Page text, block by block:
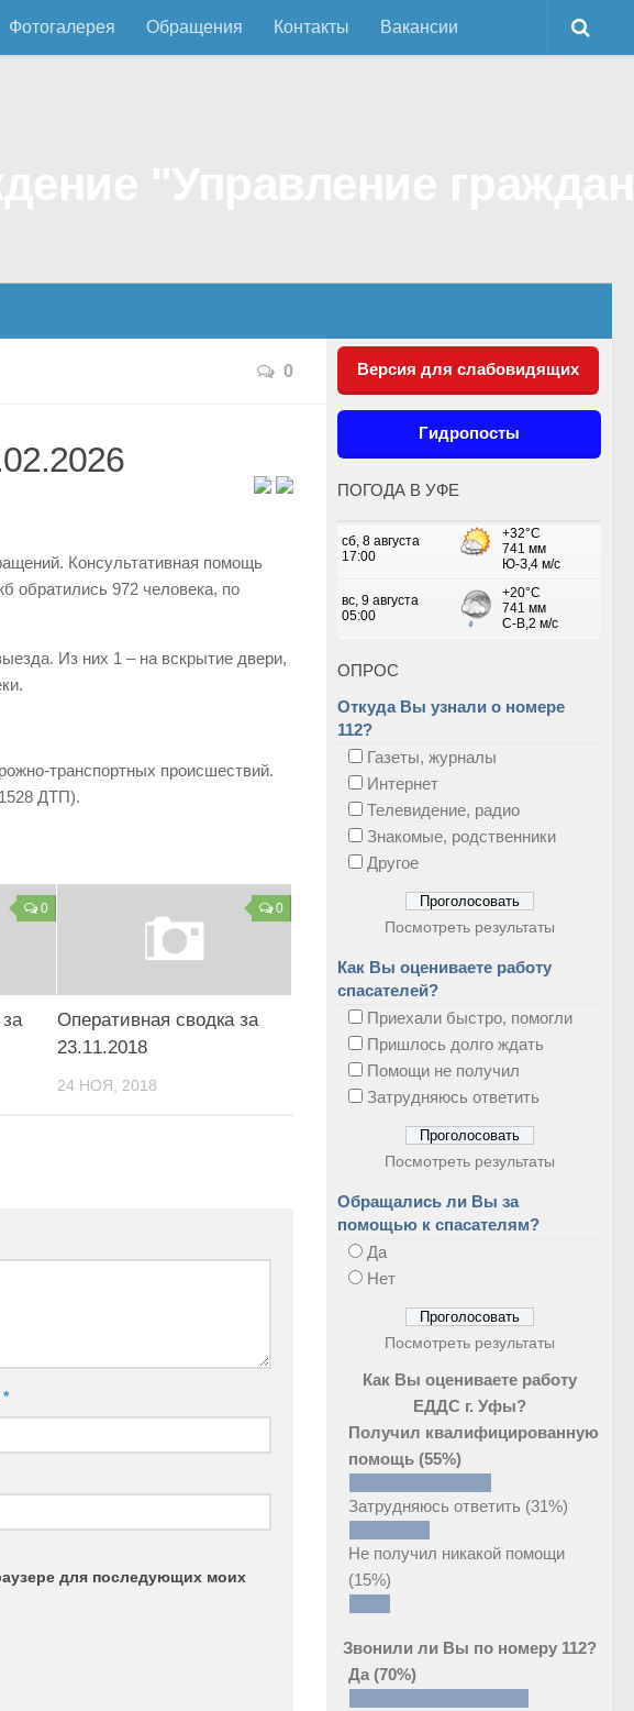
Фотогалерея Обращения Контакты Вакансии
0
Консультативная помощь
обратились 972 человека, по
Из них 1 – на вскрытие двери,
транспортных происшествий.
ДТП).
0 0
Оперативная сводка за
23.11.2018
24 НОЯ, 2018
*
для последующих моих
Версия для слабовидящих
Гидропосты
ПОГОДА В УФЕ
ОПРОС
Откуда Вы узнали о номере
112?
Газеты, журналы
Интернет
Телевидение, радио
Знакомые, родственники
Другое
Посмотреть результаты
Как Вы оцениваете работу
спасателей?
Приехали быстро, помогли
Пришлось долго ждать
Помощи не получил
Затрудняюсь ответить
Посмотреть результаты
Обращались ли Вы за
помощью к спасателям?
Да
Нет
Посмотреть результаты
Как Вы оцениваете работу
ЕДДС г. Уфы?
Получил квалифицированную
помощь (55%)
Затрудняюсь ответить (31%)
Не получил никакой помощи
(15%)
Звонили ли Вы по номеру 112?
Да (70%)